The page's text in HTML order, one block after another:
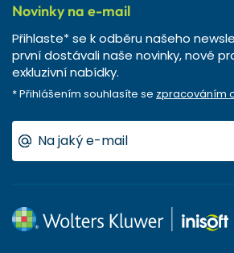
Novinky na e-mail
Přihlaste* se k odběru našeho
první dostávali naše novinky, nové
exkluzivní nabídky.
* Přihlášením souhlasíte se zpracováním